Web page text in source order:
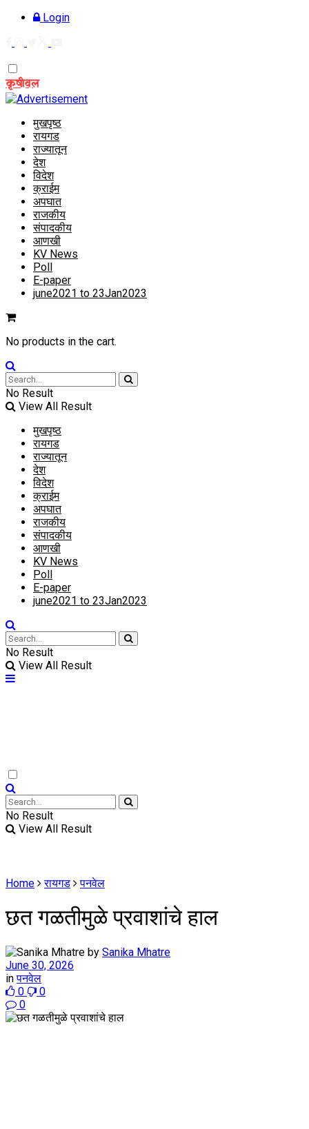
Login
कृषीवल
मुखपृष्ठ
रायगड
राज्यातून
देश
विदेश
क्राईम
अपघात
राजकीय
संपादकीय
आणखी
KV News
Poll
E-paper
june2021 to 23Jan2023
No products in the cart.
No Result
View All Result
मुखपृष्ठ
रायगड
राज्यातून
देश
विदेश
क्राईम
अपघात
राजकीय
संपादकीय
आणखी
KV News
Poll
E-paper
june2021 to 23Jan2023
No Result
View All Result
No Result
View All Result
Home रायगड पनवेल
छत गळतीमुळे प्रवाशांचे हाल
by Sanika Mhatre
June 30, 2026
in पनवेल
0
0
0